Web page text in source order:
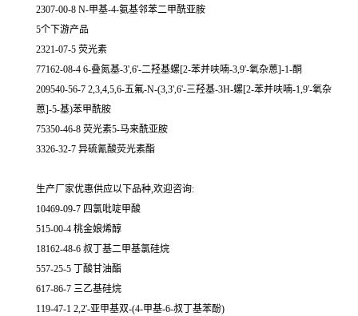
2307-00-8 N-甲基-4-氨基邻苯二甲酰亚胺
5个下游产品
2321-07-5 荧光素
77162-08-4 6-叠氮基-3',6'-二羟基螺[2-苯并呋喃-3,9'-氧杂蒽]-1-酮
209540-56-7 2,3,4,5,6-五氟-N-(3,3',6'-三羟基-3H-螺[2-苯并呋喃-1,9'-氧杂
蒽]-5-基)苯甲酰胺
75350-46-8 荧光素5-马来酰亚胺
3326-32-7 异硫氰酸荧光素酯
生产厂家优惠供应以下品种,欢迎咨询:
10469-09-7 四氯吡啶甲酸
515-00-4 桃金娘烯醇
18162-48-6 叔丁基二甲基氯硅烷
557-25-5 丁酸甘油酯
617-86-7 三乙基硅烷
119-47-1 2,2'-亚甲基双-(4-甲基-6-叔丁基苯酚)